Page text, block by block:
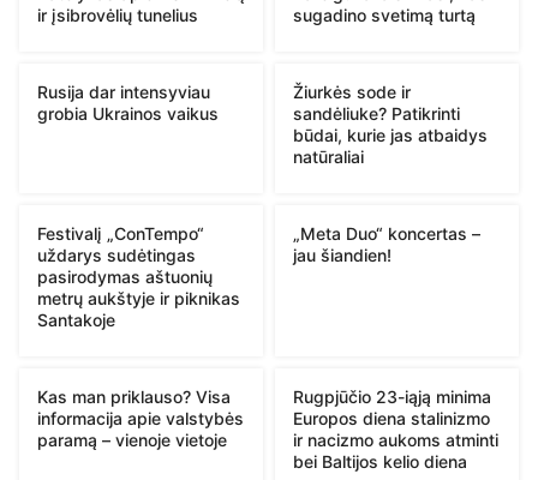
ir įsibrovėlių tunelius
sugadino svetimą turtą
Rusija dar intensyviau
grobia Ukrainos vaikus
Žiurkės sode ir
sandėliuke? Patikrinti
būdai, kurie jas atbaidys
natūraliai
Festivalį „ConTempo“
uždarys sudėtingas
pasirodymas aštuonių
metrų aukštyje ir piknikas
Santakoje
„Meta Duo“ koncertas –
jau šiandien!
Kas man priklauso? Visa
informacija apie valstybės
paramą – vienoje vietoje
Rugpjūčio 23-iąją minima
Europos diena stalinizmo
ir nacizmo aukoms atminti
bei Baltijos kelio diena